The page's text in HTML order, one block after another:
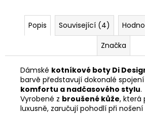
Popis Související (4)
Značka
Dámské kotníkové boty Di
barvě představují dokonalé spojení
komfortu a nadčasového stylu.
Vyrobené z broušené kůže, která
luxusně, zaručují pohodlí při